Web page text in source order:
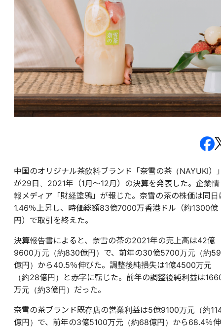
中国のオリジナル茶飲料ブランド「奈雪の茶（NAYUKI）
が29日、2021年（1月〜12月）の決算を発表した。企業情
報メディア「財経塗鴉」が報じた。奈雪の茶の株価は同日
1.46％上昇し、時価総額83億7000万香港ドル（約1300億
円）で取引を終えた。
決算報告書によると、奈雪の茶の2021年の売上高は42億
9600万元（約830億円）で、前年の30億5700万元（約
億円）から40.5％伸びた。調整後純損失は1億4500万元
（約28億円）と赤字に転じた。前年の調整後純利益は
万元（約3億円）だった。
奈雪の茶ブランド既存店の営業利益は5億9100万元（約
億円）で、前年の3億5100万元（約68億円）から68.4％伸